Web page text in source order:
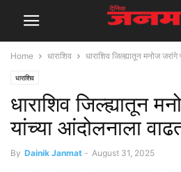
Home धाराशिव धाराशिव जिल्ह्यातून मनोज जरांगे
धाराशिव
धाराशिव जिल्ह्यातून
यांच्या आंदोलनाला
By Dainik Janmat - August 31, 2025